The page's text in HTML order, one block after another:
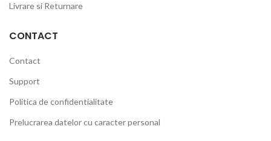
Livrare si Returnare
CONTACT
Contact
Support
Politica de confidentialitate
Prelucrarea datelor cu caracter personal